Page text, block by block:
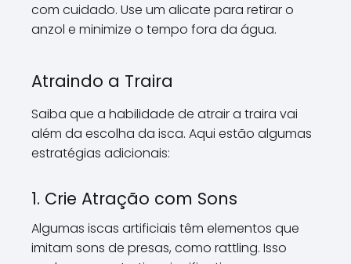
com cuidado. Use um alicate para retirar o
anzol e minimize o tempo fora da água.
Atraindo a Traira
Saiba que a habilidade de atrair a traira vai
além da escolha da isca. Aqui estão algumas
estratégias adicionais:
1. Crie Atração com Sons
Algumas iscas artificiais têm elementos que
imitam sons de presas, como rattling. Isso